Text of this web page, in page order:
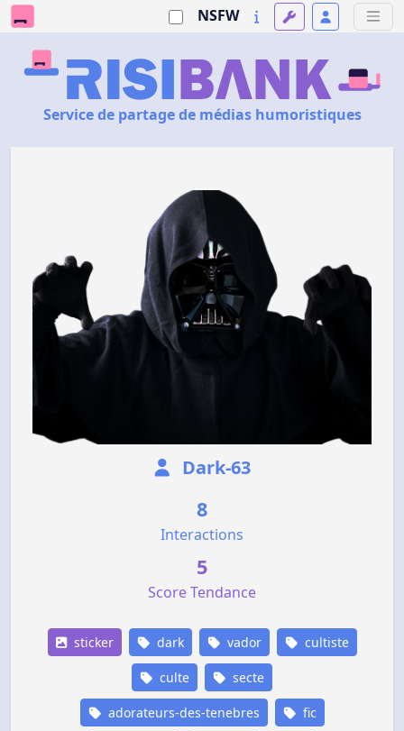
NSFW
Service de partage de médias humoristiques
Dark-63
8
Interactions
5
Score Tendance
sticker dark vador cultiste
culte secte
adorateurs-des-tenebres fic